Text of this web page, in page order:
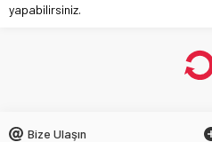
yapabilirsiniz.
Bize Ulaşın